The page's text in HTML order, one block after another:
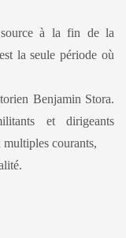
à la fin de la
la seule période où
Benjamin Stora.
et dirigeants
courants,